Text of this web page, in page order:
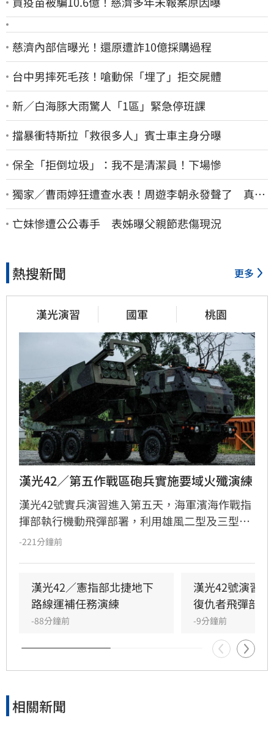
慈濟內部信曝光！還原遭詐10億採購過程
台中男摔死毛孩！嗆動保「埋了」拒交屍體
新／白海豚大雨驚人「1區」緊急停班課
擋暴衝特斯拉「救很多人」賓士車主身分曝
保全「拒倒垃圾」：我不是清潔員！下場慘
獨家／曹雨婷狂遭查水表！周遊李朝永發聲了 真實
看法曝光
亡妹慘遭公公毒手 表姊曝父親節悲傷現況
熱搜新聞 更多
漢光演習 國軍 桃園
漢光42／第五作戰區砲兵實施要域火殲演練
漢光42號實兵演習進入第五天，海軍濱海作戰指
揮部執行機動飛彈部署，利用雄風二型及三型飛
彈扼控關鍵海域；第五作戰區實施「要域火殲」
援，在風雨中迅速抵達戰術位置，展現高機動性
與精準遠程打擊力。
-221分鐘前
漢光42／憲指部北捷地下
路線運補任務演練
-88分鐘前
漢光42號演習
復仇者飛彈部隊
-9分鐘前
相關新聞